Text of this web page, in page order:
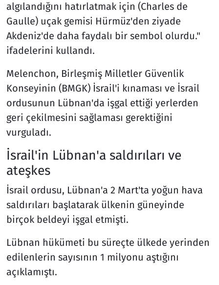
algılandığını hatırlatmak için (Charles de
Gaulle) uçak gemisi Hürmüz'den ziyade
Akdeniz'de daha faydalı bir sembol olurdu."
ifadelerini kullandı.
Melenchon, Birleşmiş Milletler Güvenlik
Konseyinin (BMGK) İsrail'i kınaması ve İsrail
ordusunun Lübnan'da işgal ettiği yerlerden
geri çekilmesini sağlaması gerektiğini
vurguladı.
İsrail'in Lübnan'a saldırıları ve
ateşkes
İsrail ordusu, Lübnan'a 2 Mart'ta yoğun hava
saldırıları başlatarak ülkenin güneyinde
birçok beldeyi işgal etmişti.
Lübnan hükümeti bu süreçte ülkede yerinden
edilenlerin sayısının 1 milyonu aştığını
açıklamıştı.